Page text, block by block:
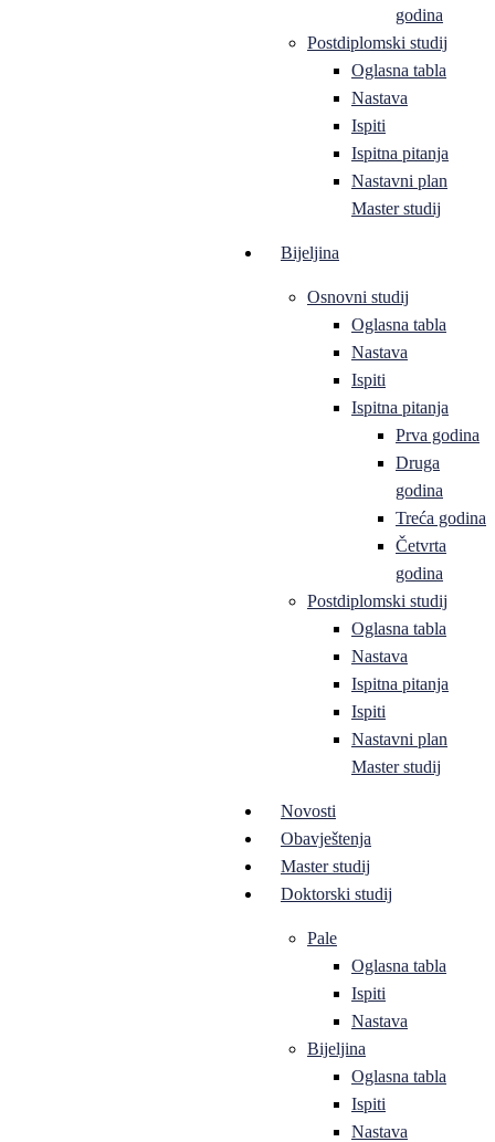
godina
Postdiplomski studij
Oglasna tabla
Nastava
Ispiti
Ispitna pitanja
Nastavni plan
Master studij
Bijeljina
Osnovni studij
Oglasna tabla
Nastava
Ispiti
Ispitna pitanja
Prva godina
Druga
godina
Treća godina
Četvrta
godina
Postdiplomski studij
Oglasna tabla
Nastava
Ispitna pitanja
Ispiti
Nastavni plan
Master studij
Novosti
Obavještenja
Master studij
Doktorski studij
Pale
Oglasna tabla
Ispiti
Nastava
Bijeljina
Oglasna tabla
Ispiti
Nastava